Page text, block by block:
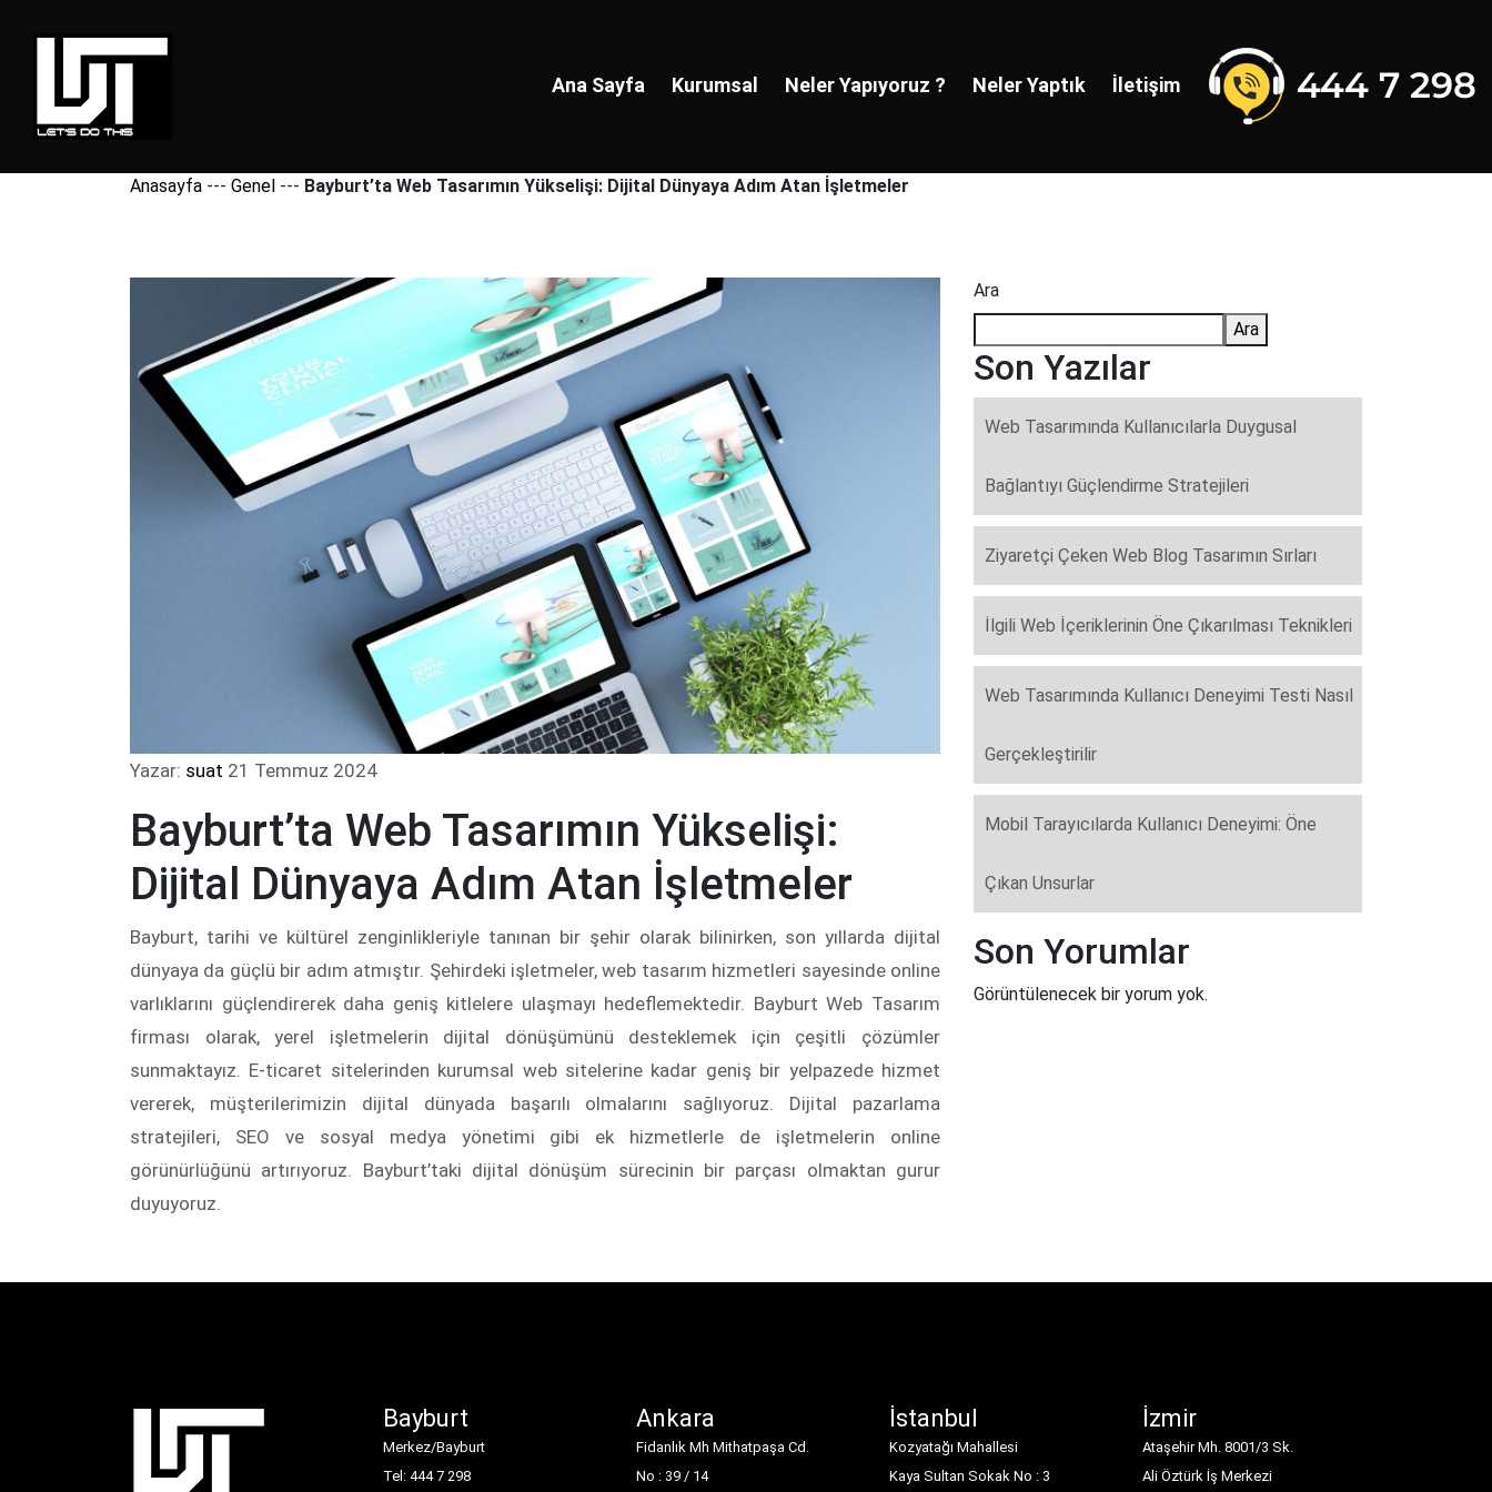
Ana Sayfa Kurumsal Neler Yapıyoruz ? Neler Yaptık İletişim
Anasayfa --- Genel --- Bayburt’ta Web Tasarımın Yükselişi: Dijital Dünyaya Adım Atan İşletmeler
Yazar: suat 21 Temmuz 2024
Bayburt’ta Web Tasarımın Yükselişi:
Dijital Dünyaya Adım Atan İşletmeler
Bayburt, tarihi ve kültürel zenginlikleriyle tanınan bir şehir olarak bilinirken, son yıllarda dijital
dünyaya da güçlü bir adım atmıştır. Şehirdeki işletmeler, web tasarım hizmetleri sayesinde online
varlıklarını güçlendirerek daha geniş kitlelere ulaşmayı hedeflemektedir. Bayburt Web Tasarım
firması olarak, yerel işletmelerin dijital dönüşümünü desteklemek için çeşitli çözümler
sunmaktayız. E-ticaret sitelerinden kurumsal web sitelerine kadar geniş bir yelpazede hizmet
vererek, müşterilerimizin dijital dünyada başarılı olmalarını sağlıyoruz. Dijital pazarlama
stratejileri, SEO ve sosyal medya yönetimi gibi ek hizmetlerle de işletmelerin online
görünürlüğünü artırıyoruz. Bayburt’taki dijital dönüşüm sürecinin bir parçası olmaktan gurur
duyuyoruz.
Ara
Ara
Son Yazılar
Web Tasarımında Kullanıcılarla Duygusal
Bağlantıyı Güçlendirme Stratejileri
Ziyaretçi Çeken Web Blog Tasarımın Sırları
İlgili Web İçeriklerinin Öne Çıkarılması Teknikleri
Web Tasarımında Kullanıcı Deneyimi Testi Nasıl
Gerçekleştirilir
Mobil Tarayıcılarda Kullanıcı Deneyimi: Öne
Çıkan Unsurlar
Son Yorumlar
Görüntülenecek bir yorum yok.
Bayburt
Merkez/Bayburt
Tel: 444 7 298
Ankara
Fidanlık Mh Mithatpaşa Cd.
No : 39 / 14
İstanbul
Kozyatağı Mahallesi
Kaya Sultan Sokak No : 3
İzmir
Ataşehir Mh. 8001/3 Sk.
Ali Öztürk İş Merkezi